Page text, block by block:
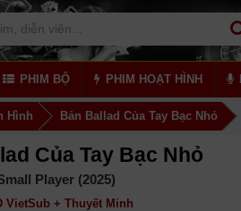
PHIM BỘ PHIM HOẠT HÌNH
Hình Bản Ballad Của Tay Bạc Nhỏ
Của Tay Bạc Nhỏ
Player (2025)
VietSub + Thuyết Minh